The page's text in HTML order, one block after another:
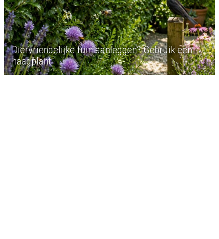
Diervriendelijke tuin aanleggen? Gebruik een
haagplant